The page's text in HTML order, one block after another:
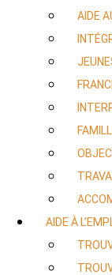
AIDE
AIDE À